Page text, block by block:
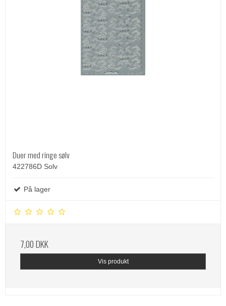
Duer med ringe sølv
422786D Solv
På lager
7,00 DKK
Vis produkt